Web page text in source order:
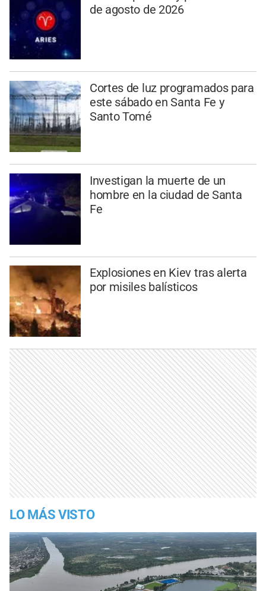
de agosto de 2026
Cortes de luz programados para
este sábado en Santa Fe y
Santo Tomé
Investigan la muerte de un
hombre en la ciudad de Santa
Fe
Explosiones en Kiev tras alerta
por misiles balísticos
LO MÁS VISTO